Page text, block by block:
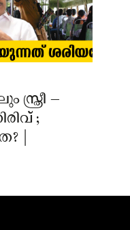
സ്ത്രീ –
;
|